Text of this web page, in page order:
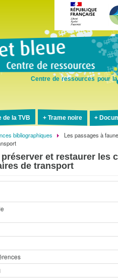
Centre de ressources pour
de la TVB Trame noire
bibliographiques
Les passages à
et restaurer les
de transport